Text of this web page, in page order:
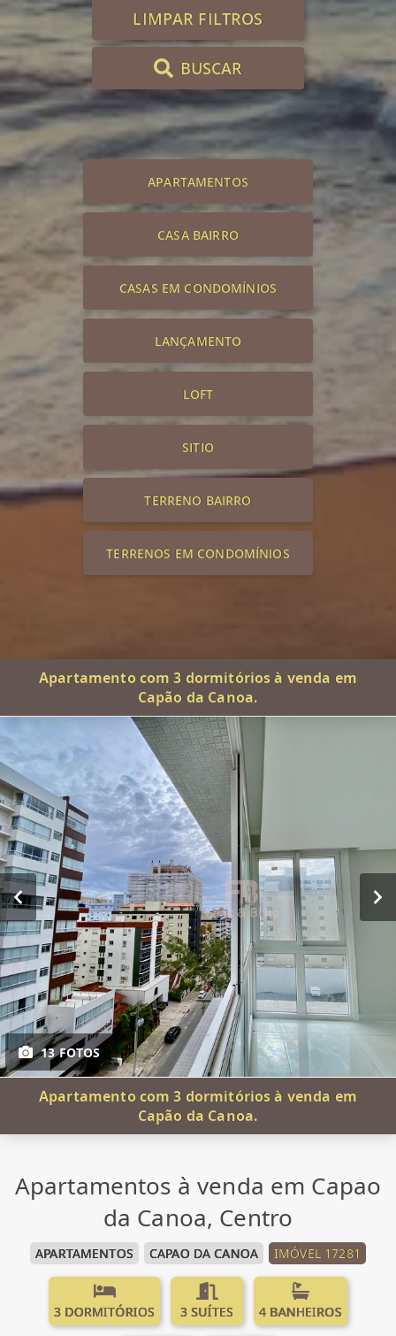
LIMPAR FILTROS
BUSCAR
APARTAMENTOS
CASA BAIRRO
CASAS EM CONDOMÍNIOS
LANÇAMENTO
LOFT
SITIO
TERRENO BAIRRO
TERRENOS EM CONDOMÍNIOS
Apartamento com 3 dormitórios à venda em
Capão da Canoa.
13 FOTOS
Apartamento com 3 dormitórios à venda em
Capão da Canoa.
Apartamentos à venda em Capao
da Canoa, Centro
APARTAMENTOS CAPAO DA CANOA IMÓVEL 17281
3 DORMITÓRIOS 3 SUÍTES 4 BANHEIROS